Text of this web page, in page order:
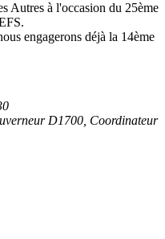
Autres à l'occasion du 25ème
engagerons déjà la 14ème
D1700, Coordinateur